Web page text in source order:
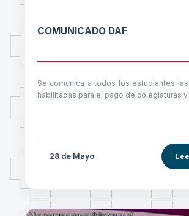
COMUNICADO DAF
Se comunica a todos los estudiantes
habilitadas para el pago de colegiaturas y
28 de Mayo